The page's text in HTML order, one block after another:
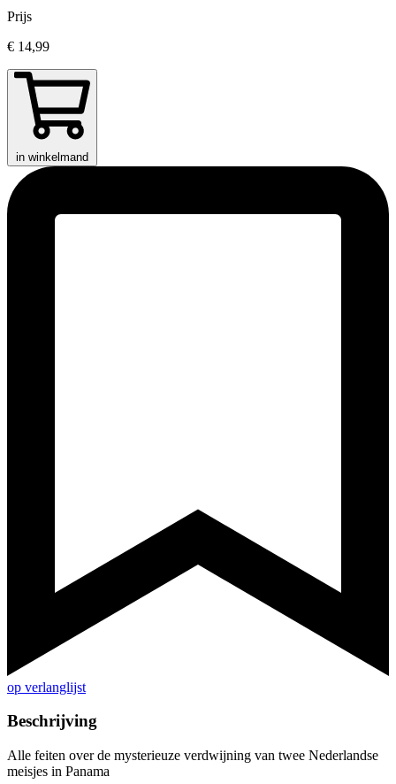
Prijs
€ 14,99
in winkelmand
op verlanglijst
Beschrijving
Alle feiten over de mysterieuze verdwijning van twee Nederlandse
meisjes in Panama